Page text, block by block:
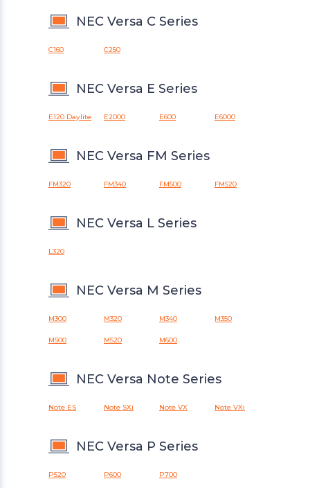
NEC Versa C Series
C160 C250
NEC Versa E Series
E120 Daylite E2000 E600 E6000
NEC Versa FM Series
FM320 FM340 FM500 FM520
NEC Versa L Series
L320
NEC Versa M Series
M300 M320 M340 M350
M500 M520 M600
NEC Versa Note Series
Note ES Note SXi Note VX Note VXi
NEC Versa P Series
P520 P600 P700